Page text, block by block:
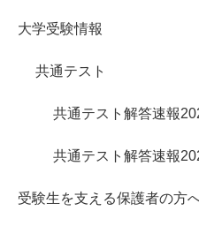
大学受験情報
共通テスト
共通テスト解答速報
共通テスト解答速報
受験生を支える保護者の方